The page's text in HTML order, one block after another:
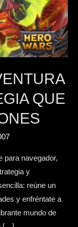
QUE
para navegador,
y
reúne un
y enfréntate a
mundo de